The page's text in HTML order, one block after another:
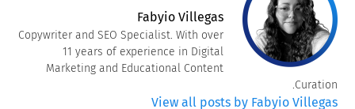
Fabyio Villegas
Copywriter and SEO Specialist. With over
11 years of experience in Digital
Marketing and Educational Content
Curation.
View all posts by Fabyio Villegas